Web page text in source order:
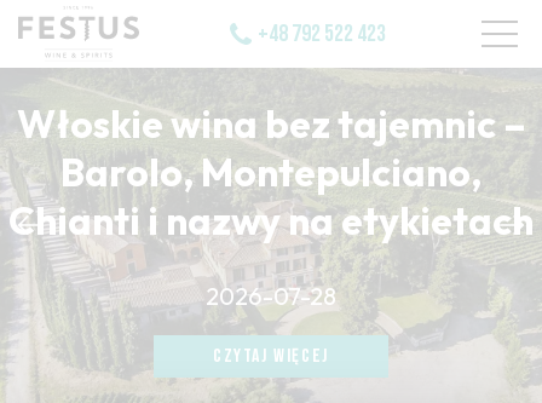
+48 792 522 423
Włoskie wina bez tajemnic –
Barolo, Montepulciano,
Chianti i nazwy na etykietach
2026-07-28
CZYTAJ WIĘCEJ
CZYTAJ WIĘCEJ
CZYTAJ WIĘCEJ